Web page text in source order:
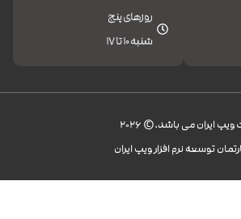
روزهای پنج
شنبه 10 تا 17
ایران می باشد.© 2026
توسعه نرم افزار ویپ ایران